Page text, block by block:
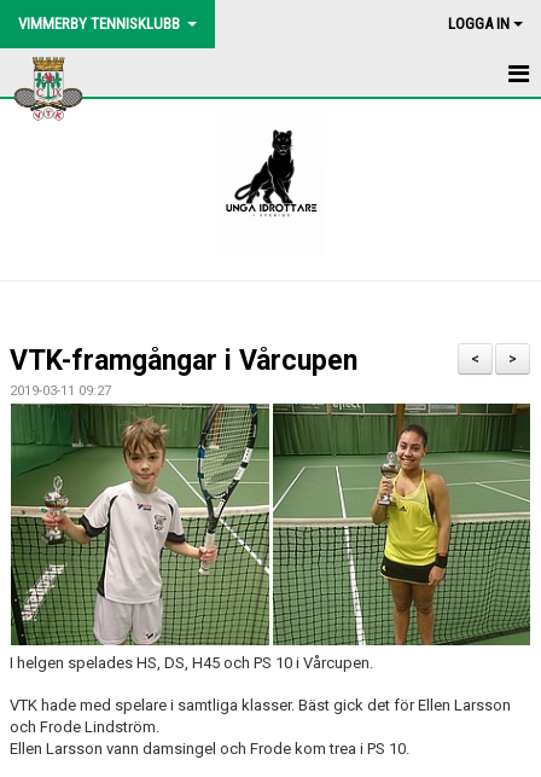
VIMMERBY TENNISKLUBB LOGGA IN
HEM
UTEBANORNA
AKTIVITETER
KONTAKT
KALENDER
>
<
VTK-framgångar i Vårcupen
2019-03-11 09:27
I helgen spelades HS, DS, H45 och PS 10 i Vårcupen.
VTK hade med spelare i samtliga klasser. Bäst gick det för Ellen Larsson
och Frode Lindström.
Ellen Larsson vann damsingel och Frode kom trea i PS 10.